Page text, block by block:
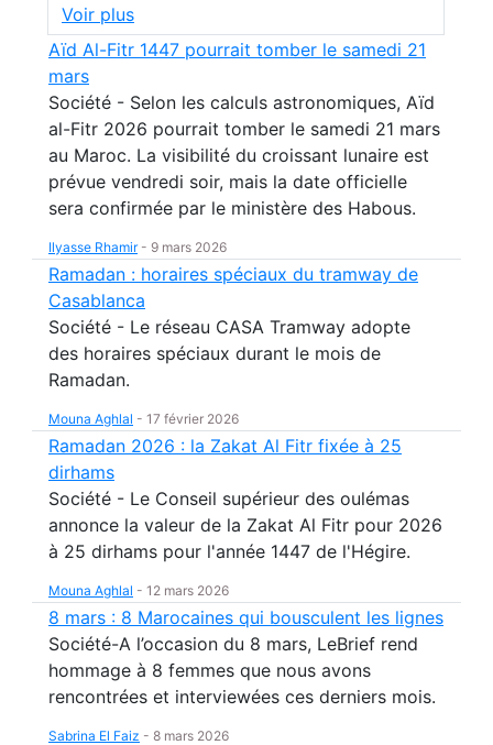
Voir plus
Aïd Al-Fitr 1447 pourrait tomber le samedi 21
mars
Société - Selon les calculs astronomiques, Aïd
al-Fitr 2026 pourrait tomber le samedi 21 mars
au Maroc. La visibilité du croissant lunaire est
prévue vendredi soir, mais la date officielle
sera confirmée par le ministère des Habous.
Ilyasse Rhamir- 9 mars 2026
Ramadan : horaires spéciaux du tramway de
Casablanca
Société - Le réseau CASA Tramway adopte
des horaires spéciaux durant le mois de
Ramadan.
Mouna Aghlal - 17 février 2026
Ramadan 2026 : la Zakat Al Fitr fixée à 25
dirhams
Société - Le Conseil supérieur des oulémas
annonce la valeur de la Zakat Al Fitr pour 2026
à 25 dirhams pour l'année 1447 de l'Hégire.
Mouna Aghlal - 12 mars 2026
8 mars : 8 Marocaines qui bousculent les lignes
Société-A l’occasion du 8 mars, LeBrief rend
hommage à 8 femmes que nous avons
rencontrées et interviewées ces derniers mois.
Sabrina El Faiz - 8 mars 2026